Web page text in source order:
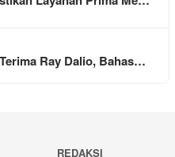
Ray Dalio, Bahas…
REDAKSI